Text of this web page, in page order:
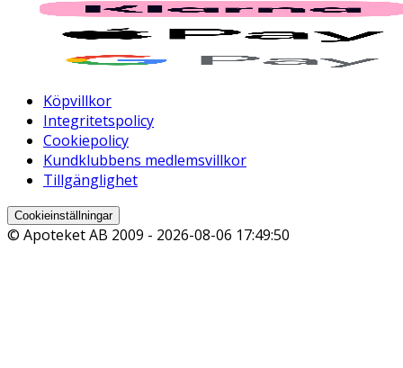
Köpvillkor
Integritetspolicy
Cookiepolicy
Kundklubbens medlemsvillkor
Tillgänglighet
Cookieinställningar
© Apoteket AB 2009 - 2026-08-06 17:49:50